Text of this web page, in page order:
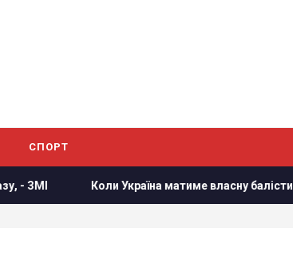
СПОРТ
Коли Україна матиме власну балістику: Зеленський